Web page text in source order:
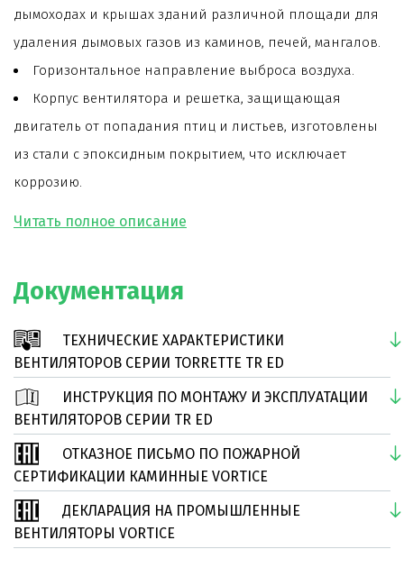
дымоходах и крышах зданий различной площади для
удаления дымовых газов из каминов, печей, мангалов.
Горизонтальное направление выброса воздуха.
Корпус вентилятора и решетка, защищающая
двигатель от попадания птиц и листьев, изготовлены
из стали с эпоксидным покрытием, что исключает
коррозию.
Специальная конструкция рабочего колеса
пыли на его поверхности. Лопатки рабочего колеса
загнуты назад.
Срок службы вентилятора более 30000 часов, в том
числе при непрерывной работе.
Дополнительно к вентилятору поставляются
регуляторы скорости.
Документация
ТЕХНИЧЕСКИЕ ХАРАКТЕРИСТИКИ
ВЕНТИЛЯТОРОВ СЕРИИ TORRETTE TR ED
ИНСТРУКЦИЯ ПО МОНТАЖУ И ЭКСПЛУАТАЦИИ
ВЕНТИЛЯТОРОВ СЕРИИ TR ED
ОТКАЗНОЕ ПИСЬМО ПО ПОЖАРНОЙ
СЕРТИФИКАЦИИ КАМИННЫЕ VORTICE
ДЕКЛАРАЦИЯ НА ПРОМЫШЛЕННЫЕ
ВЕНТИЛЯТОРЫ VORTICE